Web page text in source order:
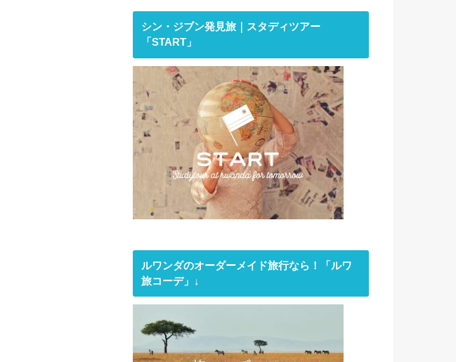
シン・ジブン発見旅｜スタディツアー
「START」
ルワンダのオーダーメイド旅行なら！「ルワ
旅コーデ」↓